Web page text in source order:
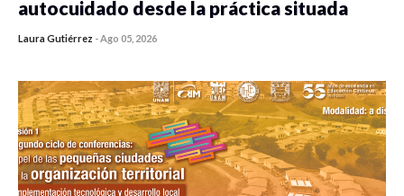
autocuidado desde la práctica situada
Laura Gutiérrez -Ago 05, 2026